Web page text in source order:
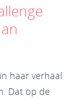
haar verhaal
Dat op de